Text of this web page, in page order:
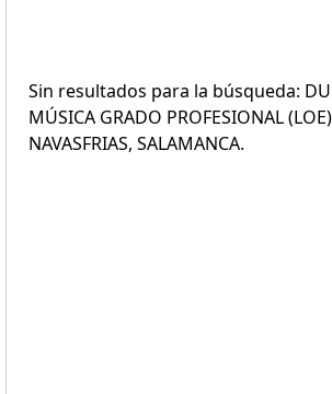
Sin resultados para la búsqueda:
MÚSICA GRADO PROFESIONAL
NAVASFRIAS, SALAMANCA.